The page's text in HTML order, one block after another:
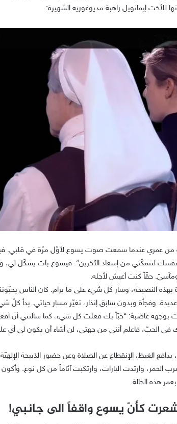
للأخت إيمانويل راهبة مديوغوريه الشهيرة:
من عمري عندما سمعت صوت يسوع لأوّل مرّة في قلبي.
لتتمكّني من إسعاد الآخرين”. فيسوع بات يشكّل لي،
ومآسيّ. حقّاً كنت أعيش لأجله.
النصيحة، وسار كل شيء على ما يرام. كان الناس
وفجأة وبدون سابق إنذار، تغيّر مسار حياتي. بدأ كلّ
بوجهه غاضبة: “حبّاً بك فعلت كل شيء، كما سألتني أن
في الحبّ، فاعلم أنني من جهتي، لن أشاء أن يكون لي أي
الغيظ، الإنقطاع عن الصلاة وعن حضور الذبيحة
الخمر، وارتدت البارات، وارتكبت آثاماً من كل نوع.
هذه الحالة.
كأنّ يسوع واقفاً الى جانبي!